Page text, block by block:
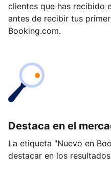
clientes que has recibido
antes de recibir tus
Booking.com.
Destaca en el
La etiqueta "Nuevo en
destacar en los